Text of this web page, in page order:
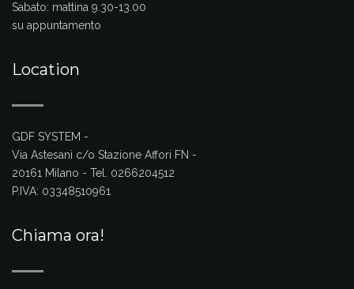
Sabato: mattina 9.30-13.00
su appuntamento
Location
GDF SYSTEM -
Via Astesani c/o Stazione Affori FN -
20161 Milano - Tel. 0266204512
P.IVA: 03348510961
Chiama ora!